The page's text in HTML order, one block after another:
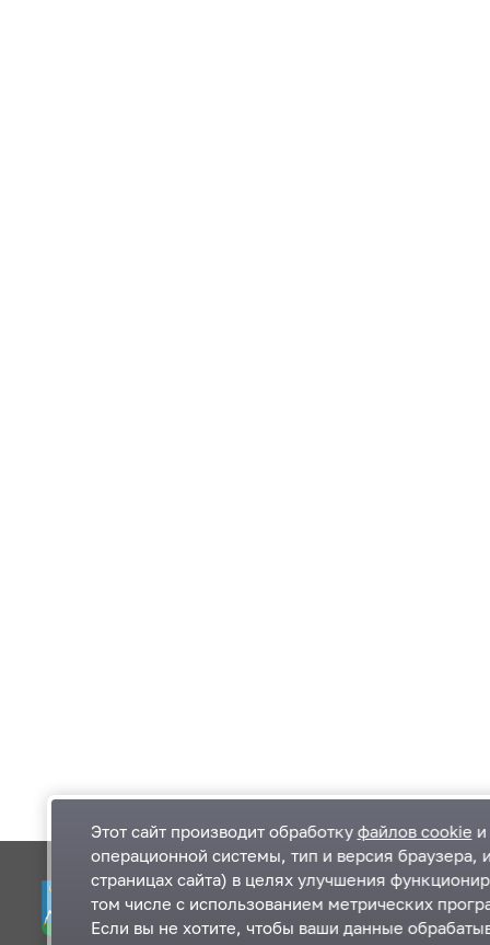
Одинцовский городской округ Московской
области
Этот сайт производит обработку файлов cookie
операционной системы, тип и версия браузера,
страницах сайта) в целях улучшения
том числе с использованием метрических
Если вы не хотите, чтобы ваши данные